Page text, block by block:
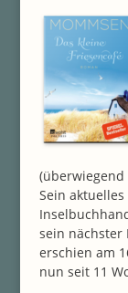
(überwiegend
Sein
sein nächster
erschien am
nun seit 11